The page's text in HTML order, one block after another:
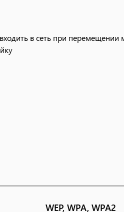
в сеть при
смартфона
WEP, WPA, WPA2